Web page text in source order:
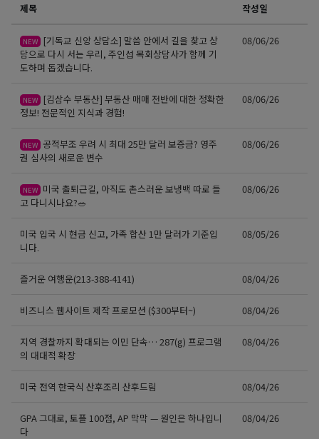
제목 작성일
NEW
[기독교 신앙 상담소] 말씀 안에서 길을 찾고 상
담으로 다시 서는 우리, 주인섭 목회상담사가 함께 기
도하며 돕겠습니다.
08/06/26
NEW
[김삼수 부동산] 부동산 매매 전반에 대한 정확한
정보! 전문적인 지식과 경험!
08/06/26
NEW 공적부조 우려 시 최대 25만 달러 보증금? 영주
권 심사의 새로운 변수
08/06/26
NEW 미국 출퇴근길, 아직도 촌스러운 보냉백 따로 들
고 다니시나요?🥗
08/06/26
미국 입국 시 현금 신고, 가족 합산 1만 달러가 기준입
니다.
08/05/26
즐거운 여행운(213-388-4141) 08/04/26
비즈니스 웹사이트 제작 프로모션 ($300부터~) 08/04/26
지역 경찰까지 확대되는 이민 단속… 287(g) 프로그램
의 대대적 확장
08/04/26
미국 전역 한국식 산후조리 산후드림 08/04/26
GPA 그대로, 토플 100점, AP 막막 — 원인은 하나입니
다
08/04/26